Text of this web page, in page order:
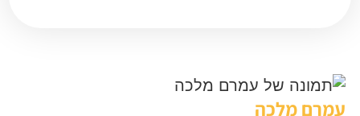
עמרם מלכה